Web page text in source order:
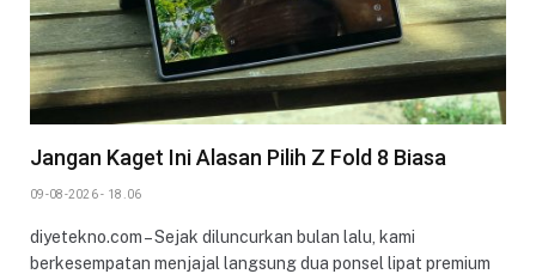
Jangan Kaget Ini Alasan Pilih Z Fold 8 Biasa
09-08-2026 - 18.06
diyetekno.com – Sejak diluncurkan bulan lalu, kami
berkesempatan menjajal langsung dua ponsel lipat premium